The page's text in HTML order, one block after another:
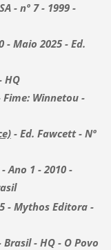
- nº 7 - 1999 -
- Maio 2025 - Ed.
HQ
Winnetou -
- Ed. Fawcett - Nº
Ano 1 - 2010 -
- Mythos Editora -
- HQ - O Povo